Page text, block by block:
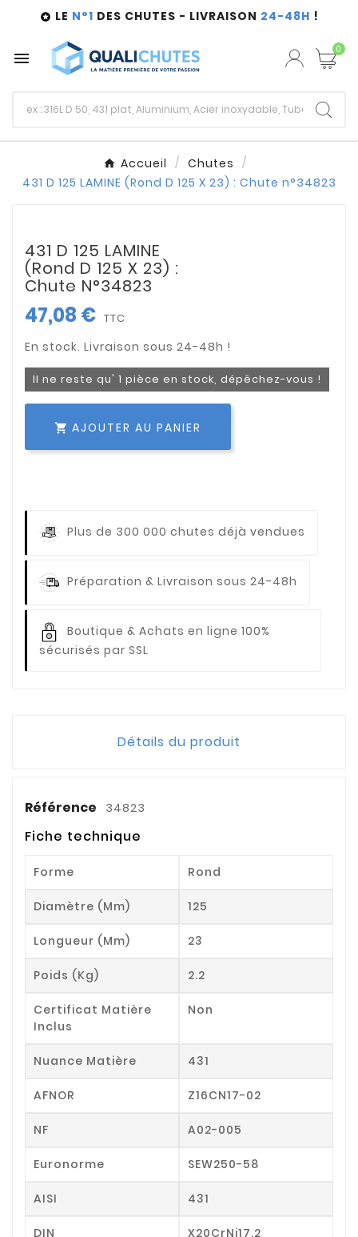
 LE N°1 DES CHUTES - LIVRAISON 24-48H !
 0
Accueil
Chutes
431 D 125 LAMINE (Rond D 125 X 23) : Chute n°34823
431 D 125 LAMINE
(Rond D 125 X 23) :
Chute N°34823
47,08 € TTC
Il ne reste qu' 1 pièce en stock, dépêchez-vous !
 AJOUTER AU PANIER
Plus de 300 000 chutes déjà vendues
Préparation & Livraison sous 24-48h
Boutique & Achats en ligne 100%
sécurisés par SSL
Détails du produit
Référence 34823
Fiche technique
Forme Rond
Diamètre (mm) 125
Longueur (mm) 23
Poids (kg) 2.2
Certificat Matière
Inclus
Non
Nuance Matière 431
AFNOR Z16CN17-02
NF A02-005
Euronorme SEW250-58
AISI 431
DIN X20CrNi17.2